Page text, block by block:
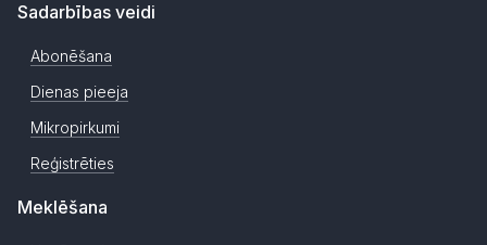
Sadarbības veidi
Abonēšana
Dienas pieeja
Mikropirkumi
Reģistrēties
Meklēšana